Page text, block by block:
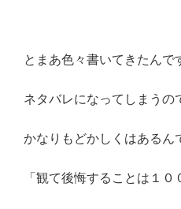
とまあ色々書いてきたんで
ネタバレになってしまうの
かなりもどかしくはあるん
「観て後悔することは１０